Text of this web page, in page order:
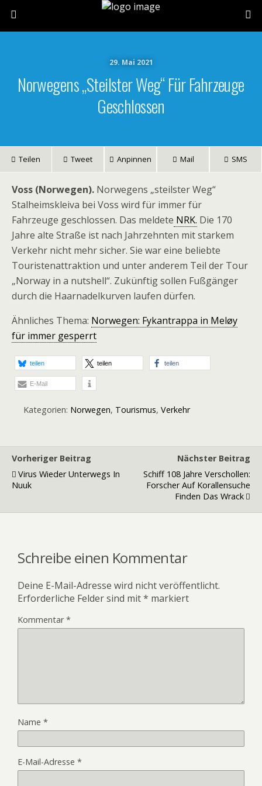
29. Mai 2021
Norwegens „steilster Weg“ Für Fahrzeuge
Geschlossen
Teilen Tweet Anpinnen Mail SMS
Voss (Norwegen). Norwegens „steilster Weg“
Stalheimskleiva bei Voss wird für immer für
Fahrzeuge geschlossen. Das meldete NRK. Die 170
Jahre alte Straße ist nach Jahrzehnten mit starkem
Verkehr nicht mehr sicher. Sie war eine beliebte
Touristenattraktion und unter anderem Teil der Tour
„Norway in a nutshell“. Zukünftig sollen Fußgänger
durch die Haarnadelkurven laufen dürfen.
Ähnliches Thema: Norwegen: Fykantrappa in Meløy
für immer gesperrt
teilen teilen teilen
E-Mail
Kategorien: Norwegen, Tourismus, Verkehr
Vorheriger Beitrag
Virus Wieder Unterwegs In
Nuuk
Nächster Beitrag
Schiff 108 Jahre Verschollen:
Forscher Auf Korallensuche
Finden Das Wrack
Schreibe einen Kommentar
Deine E-Mail-Adresse wird nicht veröffentlicht.
Erforderliche Felder sind mit* markiert
Kommentar*
Name *
E-Mail-Adresse *